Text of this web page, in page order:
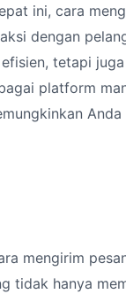
ini, cara
dengan
tetapi
platform
mengirim
tidak hanya